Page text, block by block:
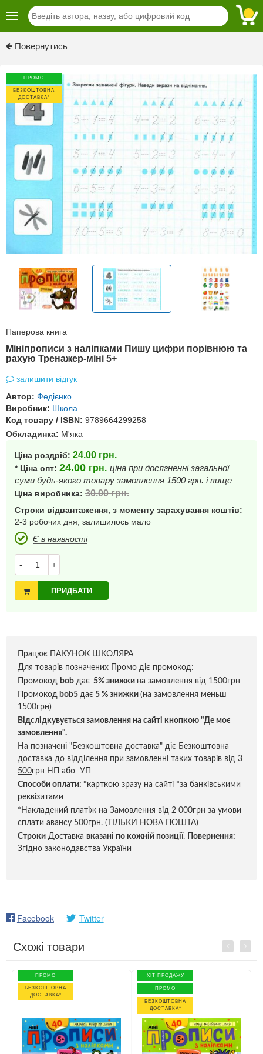
Повернутись
ПРОМО
БЕЗКОШТОВНА
ДОСТАВКА*
Паперова книга
Мініпрописи з наліпками Пишу цифри порівнюю та
рахую Тренажер-міні 5+
залишити відгук
Автор: Федієнко
Виробник: Школа
Код товару / ISBN: 9789664299258
Обкладинка: М'яка
Ціна роздріб: 24.00 грн.
* Ціна опт: 24.00 грн. ціна при досягненні загальної
суми будь-якого товару замовлення 1500 грн. і вище
Ціна виробника: 30.00грн.
Строки відвантаження, з моменту зарахування коштів:
2-3 робочих дня, залишилось мало
Є в наявності
- +
ПРИДБАТИ
Працює ПАКУНОК ШКОЛЯРА
Для товарів позначених Промо діє промокод:
Промокод bob дає 5% знижки на замовлення від 1500грн
Промокод bob5 дає 5 % знижки (на замовлення меньш
1500грн)
Відслідкувується замовлення на сайті кнопкою "Де моє
замовлення".
На позначені "Безкоштовна доставка" діє Безкоштовна
доставка до відділення при замовленні таких товарів від 3
500грн НП або УП
Способи оплати: *карткою зразу на сайті *за банківськими
реквізитами
*Накладений платіж на Замовлення від 2 000грн за умови
сплати авансу 500грн. (ТІЛЬКИ НОВА ПОШТА)
Строки Доставка вказані по кожній позиції.
Повернення:
Згідно законодавства України
Facebook Twitter
Схожі товари Previous
ПРОМО
БЕЗКОШТОВНА
ДОСТАВКА*
ХІТ ПРОДАЖУ
ПРОМО
БЕЗКОШТОВНА
ДОСТАВКА*
Next